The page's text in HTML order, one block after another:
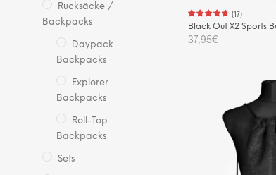
Rucksäcke /
Backpacks
Daypack
Backpacks
Explorer
Backpacks
Roll-Top
Backpacks
Sets
(17)
Black Out X2 Sports
37,95€